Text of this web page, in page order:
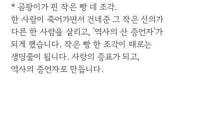
* 곰팡이가 핀 작은 빵 네 조각.
한 사람이 죽어가면서 건네준 그 작은 선의가
다른 한 사람을 살리고, '역사의 산 증언자'가
되게 했습니다. 작은 빵 한 조각이 때로는
생명줄이 됩니다. 사랑의 증표가 되고,
역사의 증언자로 만듭니다.